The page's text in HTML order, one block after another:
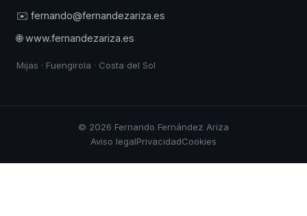
✉️ fernando@fernandezariza.es
🌐 www.fernandezariza.es
Mijas · Fuengirola · Costa del Sol
© 2026 Fernando Fernández Ariza
Aviso legalPrivacidadCookies